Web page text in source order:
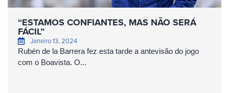
“ESTAMOS CONFIANTES, MAS NÃO SERÁ
FÁCIL”
Janeiro 13, 2024
Rubén de la Barrera fez esta tarde a antevisão do jogo
com o Boavista. O...